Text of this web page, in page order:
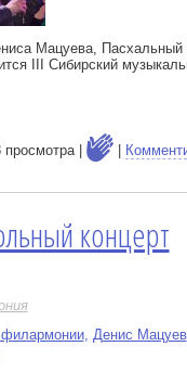
Мацуева, Пасхальный
III Сибирский
просмотра |
концерт
, Денис Мацуев